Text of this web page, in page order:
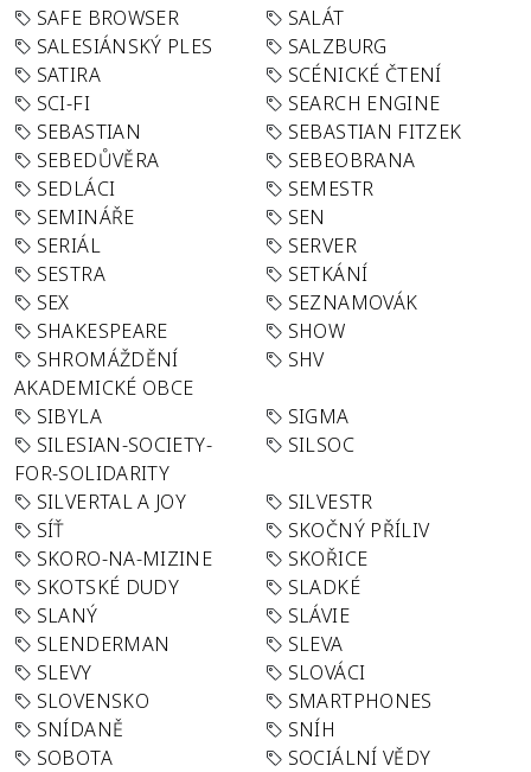
SAFE BROWSER
SALÁT
SALESIÁNSKÝ PLES
SALZBURG
SATIRA
SCÉNICKÉ ČTENÍ
SCI-FI
SEARCH ENGINE
SEBASTIAN
SEBASTIAN FITZEK
SEBEDŮVĚRA
SEBEOBRANA
SEDLÁCI
SEMESTR
SEMINÁŘE
SEN
SERIÁL
SERVER
SESTRA
SETKÁNÍ
SEX
SEZNAMOVÁK
SHAKESPEARE
SHOW
SHROMÁŽDĚNÍ
AKADEMICKÉ OBCE
SHV
SIBYLA
SIGMA
SILESIAN-SOCIETY-
FOR-SOLIDARITY
SILSOC
SILVERTAL A JOY
SILVESTR
SÍŤ
SKOČNÝ PŘÍLIV
SKORO-NA-MIZINE
SKOŘICE
SKOTSKÉ DUDY
SLADKÉ
SLANÝ
SLÁVIE
SLENDERMAN
SLEVA
SLEVY
SLOVÁCI
SLOVENSKO
SMARTPHONES
SNÍDANĚ
SNÍH
SOBOTA
SOCIÁLNÍ VĚDY